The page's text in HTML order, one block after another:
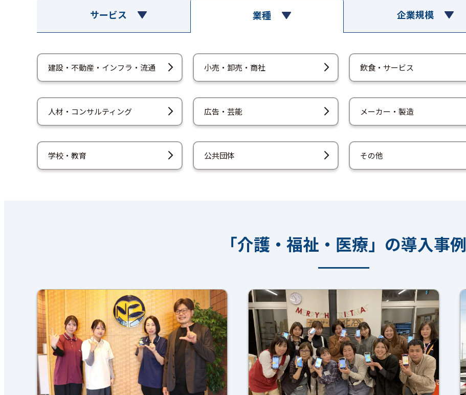
サービス 業種 企業規模
建設・不動産・インフラ・流通 小売・卸売・商社 飲食・サービス
人材・コンサルティング 広告・芸能 メーカー・製造
学校・教育 公共団体 その他
「介護・福祉・医療」の導入事例